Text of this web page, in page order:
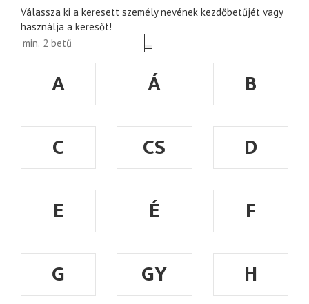
Válassza ki a keresett személy nevének kezdőbetűjét vagy
használja a keresőt!
A Á
B
C
CS
D
E
É
F
G
GY
H